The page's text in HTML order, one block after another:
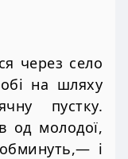
через село
на шляху
пустку.
од молодої,
і